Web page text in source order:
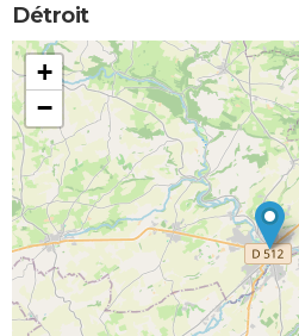
Détroit
+
−